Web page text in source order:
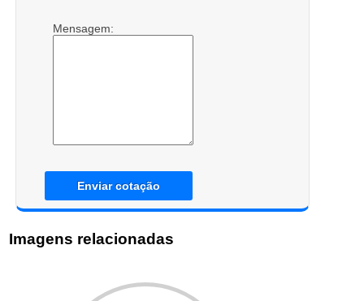
Mensagem:
Enviar cotação
Imagens relacionadas